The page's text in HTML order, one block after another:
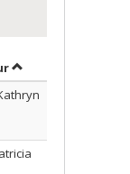
ordre
par contributeur